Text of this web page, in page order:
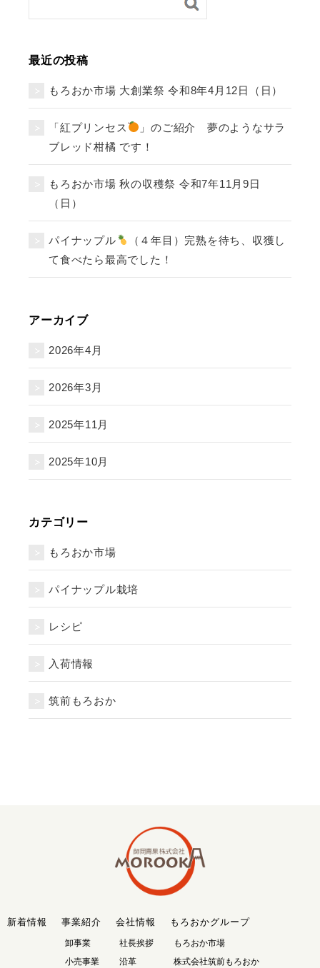
最近の投稿
もろおか市場 大創業祭 令和8年4月12日（日）
「紅プリンセス
」のご紹介 夢のようなサラ
ブレッド柑橘 です！
もろおか市場 秋の収穫祭 令和7年11月9日
（日）
パイナップル
（４年目）完熟を待ち、収獲し
て食べたら最高でした！
アーカイブ
2026年4月
2026年3月
2025年11月
2025年10月
カテゴリー
もろおか市場
パイナップル栽培
レシピ
入荷情報
筑前もろおか
新着情報 事業紹介
卸事業
小売事業
会社情報
社長挨拶
沿革
もろおかグループ
もろおか市場
株式会社筑前もろおか